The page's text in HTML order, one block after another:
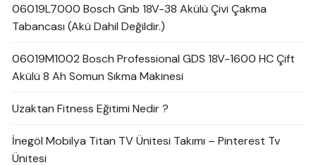
06019L7000 Bosch Gnb 18V-38 Akülü Çivi Çakma
Tabancası (Akü Dahil Değildir.)
06019M1002 Bosch Professional GDS 18V-1600 HC Çift
Akülü 8 Ah Somun Sıkma Makinesi
Uzaktan Fitness Eğitimi Nedir ?
İnegöl Mobilya Titan TV Ünitesi Takımı – Pinterest Tv
Ünitesi